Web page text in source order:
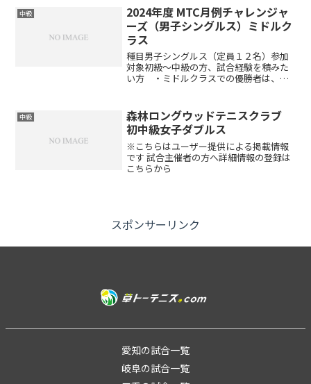
い。エントリー代３，５００円（当日払
い）エントリー方法...
中級
2024年度 MTC月例チャレンジャ
ーズ（男子シングルス）ミドルク
ラス
種目男子シングルス（定員１２名）参加
対象初級～中級の方、試合経験を積みた
い方 ・ミドルクラスでの優勝者は、２
県代表になった方、テニスコーチ・アシ
スタントコーチ経験者は出...
中級
森林ロングウッドテニスクラブ
初中級女子ダブルス
※こちらはユーザー提供による掲載情報
です 試合主催者の方へ詳細情報の登録は
こちらから
スポンサーリンク
愛知の試合一覧
岐阜の試合一覧